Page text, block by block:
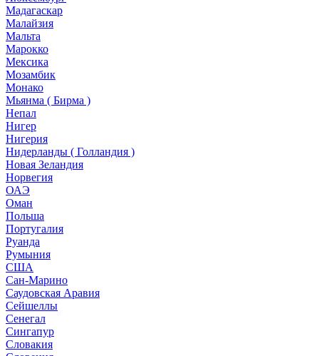
Мадагаскар
Малайзия
Мальта
Марокко
Мексика
Мозамбик
Монако
Мьянма ( Бирма )
Непал
Нигер
Нигерия
Нидерланды ( Голландия )
Новая Зеландия
Норвегия
ОАЭ
Оман
Польша
Португалия
Руанда
Румыния
США
Сан-Марино
Саудовская Аравия
Сейшеллы
Сенегал
Сингапур
Словакия